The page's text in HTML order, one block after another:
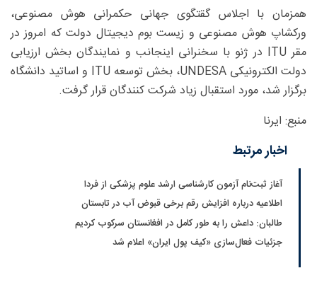
همزمان با اجلاس گقتگوی جهانی حکمرانی هوش مصنوعی،
ورکشاپ هوش مصنوعی و زیست بوم دیجیتال دولت که امروز در
مقر ITU در ژنو با سخنرانی اینجانب و نمایندگان بخش ارزیابی
دولت الکترونیکی UNDESA، بخش توسعه ITU و اساتید دانشگاه
برگزار شد، مورد استقبال زیاد شرکت کنندگان قرار گرفت.
منبع: ایرنا
اخبار مرتبط
آغاز ثبت‌نام‌ آزمون کارشناسی ارشد علوم پزشکی از فردا
اطلاعیه درباره افزایش رقم برخی قبوض آب در تابستان
طالبان: داعش را به طور کامل در افغانستان سرکوب کردیم
جزئیات فعال‌سازی «کیف پول ایران» اعلام شد